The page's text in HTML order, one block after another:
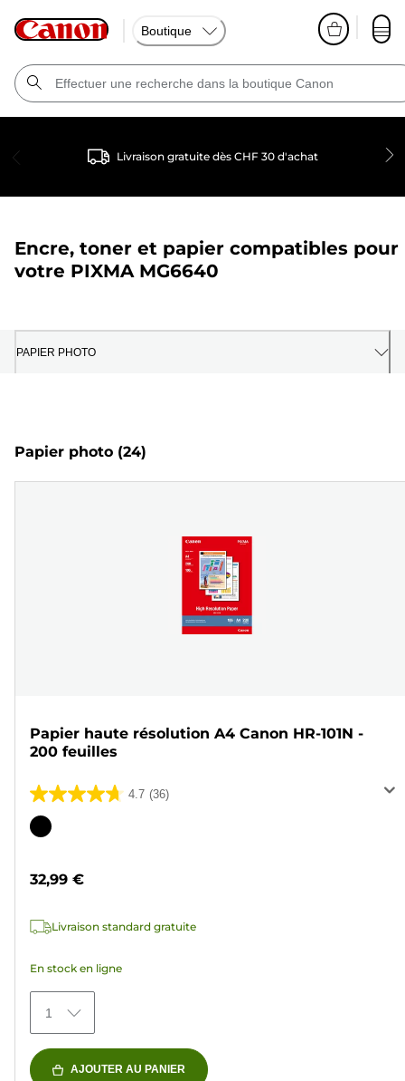
Boutique
Livraison gratuite dès CHF 30 d'achat
Encre, toner et papier compatibles pour
votre PIXMA MG6640
PAPIER PHOTO
Papier photo (24)
Papier haute résolution A4 Canon HR-101N -
200 feuilles
4.7 (36)
4.7
sur
36
Cartouche
32,99 €
Livraison standard gratuite
En stock en ligne
1
AJOUTER AU PANIER